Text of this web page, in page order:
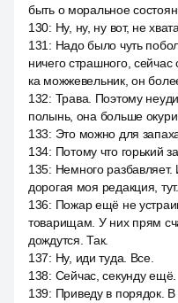
быть о моральное
130: Ну, ну, ну вот, не
131 : Надо было чуть
ничего страшного,
ка можжевельник, он
132: Трава. Поэтому
полынь, она больше
133: Это можно для
134: Потому что горький
135: Немного разбавляет.
дорогая моя редакция, тут.
136: Пожар ещё не
товарищам. У них прям
дождутся. Так.
137: Ну, иди туда. Все.
138: Сейчас, секунду ещё.
139: Приведу в порядок.